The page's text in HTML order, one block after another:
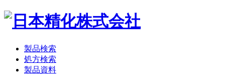
製品検索
処方検索
製品資料